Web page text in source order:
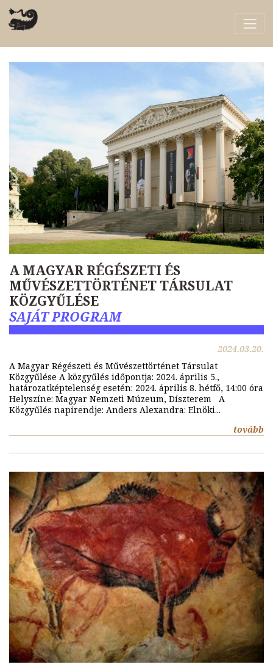
A MAGYAR RÉGÉSZETI ÉS
MŰVÉSZETTÖRTÉNET TÁRSULAT
KÖZGYŰLÉSE
SAJÁT PROGRAM
2024.03.20.
A Magyar Régészeti és Művészettörténet Társulat
Közgyűlése A közgyűlés időpontja: 2024. április 5.,
határozatképtelenség esetén: 2024. április 8. hétfő, 14:00 óra
Helyszíne: Magyar Nemzeti Múzeum, Díszterem A
Közgyűlés napirendje: Anders Alexandra: Elnöki...
tovább